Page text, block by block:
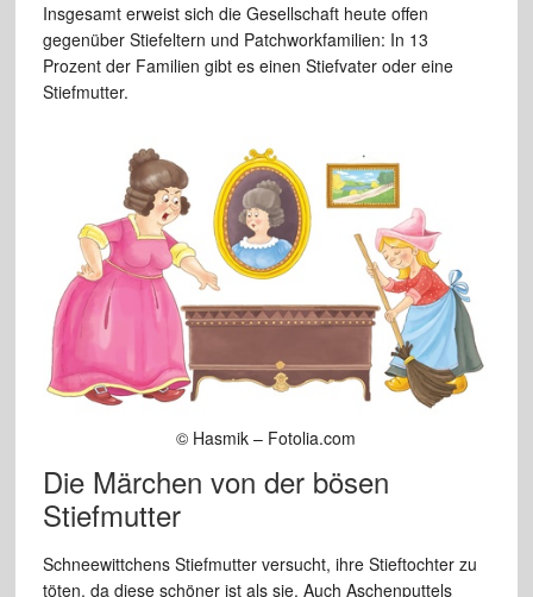
Insgesamt erweist sich die Gesellschaft heute offen
gegenüber Stiefeltern und Patchworkfamilien: In 13
Prozent der Familien gibt es einen Stiefvater oder eine
Stiefmutter.
© Hasmik – Fotolia.com
Die Märchen von der bösen
Stiefmutter
Schneewittchens Stiefmutter versucht, ihre Stieftochter zu
töten, da diese schöner ist als sie. Auch Aschenputtels